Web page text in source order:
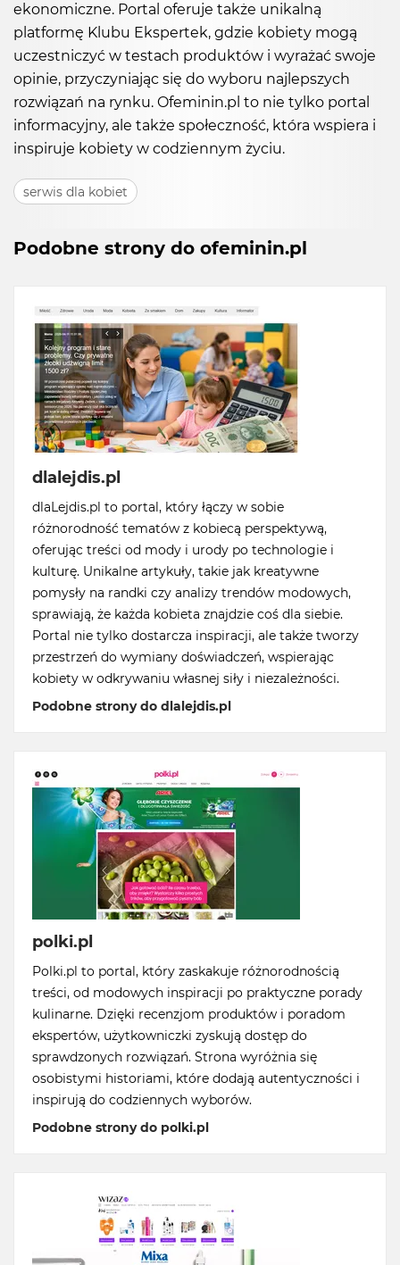
ekonomiczne. Portal oferuje także unikalną
platformę Klubu Ekspertek, gdzie kobiety mogą
uczestniczyć w testach produktów i wyrażać swoje
opinie, przyczyniając się do wyboru najlepszych
rozwiązań na rynku. Ofeminin.pl to nie tylko portal
informacyjny, ale także społeczność, która wspiera i
inspiruje kobiety w codziennym życiu.
serwis dla kobiet
Podobne strony do ofeminin.pl
dlalejdis.pl
dlaLejdis.pl to portal, który łączy w sobie
różnorodność tematów z kobiecą perspektywą,
oferując treści od mody i urody po technologie i
kulturę. Unikalne artykuły, takie jak kreatywne
pomysły na randki czy analizy trendów modowych,
sprawiają, że każda kobieta znajdzie coś dla siebie.
Portal nie tylko dostarcza inspiracji, ale także tworzy
przestrzeń do wymiany doświadczeń, wspierając
kobiety w odkrywaniu własnej siły i niezależności.
Podobne strony do dlalejdis.pl
polki.pl
Polki.pl to portal, który zaskakuje różnorodnością
treści, od modowych inspiracji po praktyczne porady
kulinarne. Dzięki recenzjom produktów i poradom
ekspertów, użytkowniczki zyskują dostęp do
sprawdzonych rozwiązań. Strona wyróżnia się
osobistymi historiami, które dodają autentyczności i
inspirują do codziennych wyborów.
Podobne strony do polki.pl